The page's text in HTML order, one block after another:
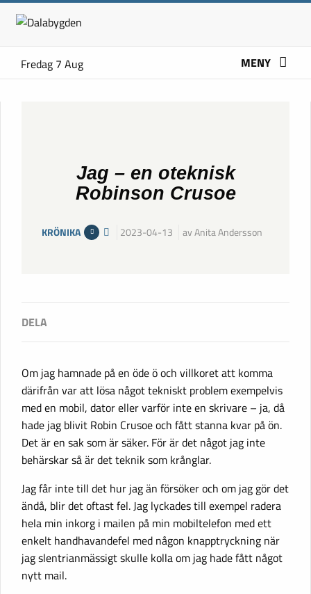
Fredag 7 Aug MENY
Jag – en oteknisk
Robinson Crusoe
KRÖNIKA 2023-04-13 av Anita Andersson
Om jag hamnade på en öde ö och villkoret att komma
därifrån var att lösa något tekniskt problem exempelvis
med en mobil, dator eller varför inte en skrivare – ja, då
hade jag blivit Robin Crusoe och fått stanna kvar på ön.
Det är en sak som är säker. För är det något jag inte
behärskar så är det teknik som krånglar.
Jag får inte till det hur jag än försöker och om jag gör det
ändå, blir det oftast fel. Jag lyckades till exempel radera
hela min inkorg i mailen på min mobiltelefon med ett
enkelt handhavandefel med någon knapptryckning när
jag slentrianmässigt skulle kolla om jag hade fått något
nytt mail.